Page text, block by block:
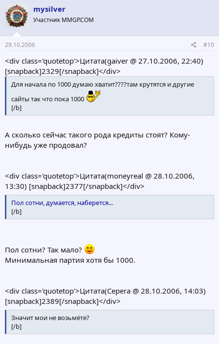
mysilver
Участник MMGP.COM
29.10.2006 #10
<div class='quotetop'>Цитата(gaiver @ 27.10.2006, 22:40)
[snapback]2329[/snapback]</div>
Для начала по 1000 думаю хватит????там крутятся и другие
сайты так что пока 1000
[/b]
А сколько сейчас такого рода кредиты стоят? Кому-
нибудь уже продовал?
<div class='quotetop'>Цитата(moneyreal @ 28.10.2006,
13:30) [snapback]2377[/snapback]</div>
Пол сотни, думается, наберется...
[/b]
Пол сотни? Так мало?
Минимальная партия хотя бы 1000.
<div class='quotetop'>Цитата(Cepera @ 28.10.2006, 14:03)
[snapback]2389[/snapback]</div>
Значит мои не возьмёте?
[/b]